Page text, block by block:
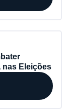
nas Eleições